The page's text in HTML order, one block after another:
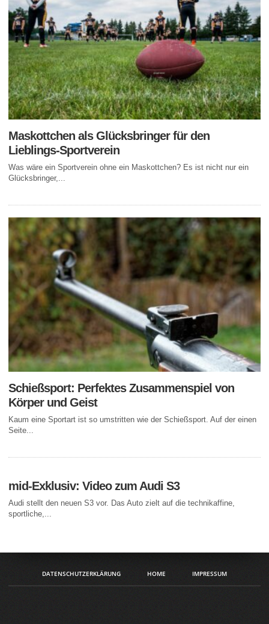
Maskottchen als Glücksbringer für den
Lieblings-Sportverein
Was wäre ein Sportverein ohne ein Maskottchen? Es ist nicht nur ein
Glücksbringer,...
Schießsport: Perfektes Zusammenspiel von
Körper und Geist
Kaum eine Sportart ist so umstritten wie der Schießsport. Auf der einen
Seite...
mid-Exklusiv: Video zum Audi S3
Audi stellt den neuen S3 vor. Das Auto zielt auf die technikaffine,
sportliche,...
DATENSCHUTZERKLÄRUNG HOME IMPRESSUM